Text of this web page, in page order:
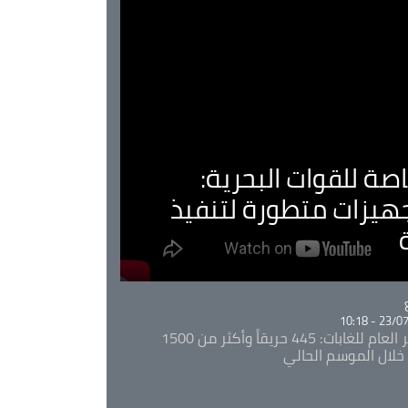
للقوات البحرية:
متطورة لتنفيذ
23/07/
المدير العام للغابات: 445 حريقاً وأكثر من 1500
الموسم الحالي